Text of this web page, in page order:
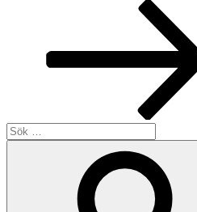
Sök
efter: